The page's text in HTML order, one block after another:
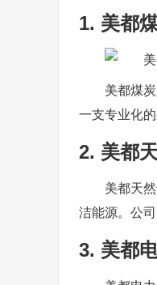
1. 美都
美都煤
一支专业化
2. 美都
美都天
洁能源。公
3. 美都